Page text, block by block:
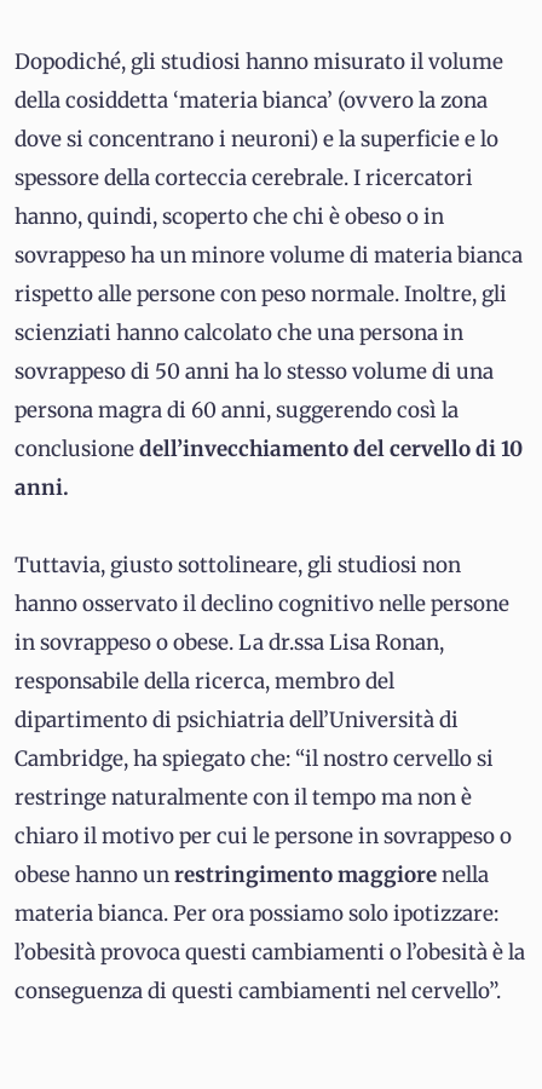
Dopodiché, gli studiosi hanno misurato il volume
della cosiddetta ‘materia bianca’ (ovvero la zona
dove si concentrano i neuroni) e la superficie e lo
spessore della corteccia cerebrale. I ricercatori
hanno, quindi, scoperto che chi è obeso o in
sovrappeso ha un minore volume di materia bianca
rispetto alle persone con peso normale. Inoltre, gli
scienziati hanno calcolato che una persona in
sovrappeso di 50 anni ha lo stesso volume di una
persona magra di 60 anni, suggerendo così la
conclusionedell’invecchiamento del cervello di 10
anni.
Tuttavia, giusto sottolineare, gli studiosi non
hanno osservato il declino cognitivo nelle persone
in sovrappeso o obese. La dr.ssa Lisa Ronan,
responsabile della ricerca, membro del
dipartimento di psichiatria dell’Università di
Cambridge, ha spiegato che: “il nostro cervello si
restringe naturalmente con il tempo ma non è
chiaro il motivo per cui le persone in sovrappeso o
obese hanno unrestringimentomaggiorenella
materia bianca. Per ora possiamo solo ipotizzare:
l’obesità provoca questi cambiamenti o l’obesità è la
conseguenza di questi cambiamenti nel cervello”.